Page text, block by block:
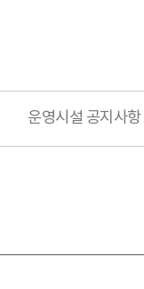
운영시설 공지사항